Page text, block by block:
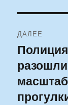
ДАЛЕЕ
Следующая
запись: